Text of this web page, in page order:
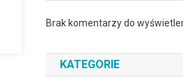
Brak komentarzy do
KATEGORIE